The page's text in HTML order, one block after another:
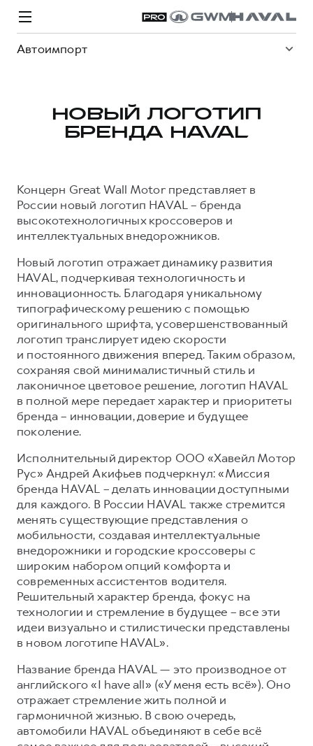
Автоимпорт
H3
от 2 499 000 ₽
H5
от 4 049 000 ₽
H7
от 3 799 000 ₽
H9
от 4 799 000 ₽
ВЫБОР И ПОКУПКА
Автомобили в наличии
Конфигуратор HAVAL
Аксессуары HAVAL
Каталоги и прайс-листы
Программа «HAVAL Защита+»
Тест-драйв
Трейд-ин
КРЕДИТ И СТРАХОВАНИЕ
Кредитный калькулятор
Кредит
КОРПОРАТИВНЫМ КЛИЕНТАМ
Для малого бизнеса
Корпоративным клиентам
Крупным корпоративным клиентам
Система управления автопарком
Сервис для корпоративных клиентов
HAVAL Лизинг
АКСЕССУАРЫ HAVAL
Автомобильные аксессуары
Коллекция PRO
СЕРВИС
Все о сервисе
Запись на сервис
Моторное масло
Стоимость ТО
СЕРВИСНОЕ ОБСЛУЖИВАНИЕ
Нулевое ТО
Программа «Помощь на дороге»
Регламенты технического обслуживания
Электронный ПТС
ПОДДЕРЖКА
GWM Безопасность
Гарантия HAVAL
Мобильное приложение GWM
Программа «HAVAL Защита+»
Руководства по эксплуатации
АКСЕССУАРЫ HAVAL
Автомобильные аксессуары
Коллекция PRO
Коллекция Базовая
Коллекция Детская
СПЕЦПРЕДЛОЖЕНИЯ
Покупателям
Владельцам
БРЕНД HAVAL
О бренде
О GWM
ИНФОРМАЦИЯ О ДИЛЕРЕ
О дилере
Наша команда
Контакты
НОВЫЙ ЛОГОТИП
БРЕНДА HAVAL
Концерн Great Wall Motor представляет в
России новый логотип HAVAL – бренда
высокотехнологичных кроссоверов и
интеллектуальных внедорожников.
Новый логотип отражает динамику развития
HAVAL, подчеркивая технологичность и
инновационность. Благодаря уникальному
типографическому решению с помощью
оригинального шрифта, усовершенствованный
логотип транслирует идею скорости
и постоянного движения вперед. Таким образом,
сохраняя свой минималистичный стиль и
лаконичное цветовое решение, логотип HAVAL
в полной мере передает характер и приоритеты
бренда – инновации, доверие и будущее
поколение.
Исполнительный директор ООО «Хавейл Мотор
Рус» Андрей Акифьев подчеркнул: «Миссия
бренда HAVAL – делать инновации доступными
для каждого. В России HAVAL также стремится
менять существующие представления о
мобильности, создавая интеллектуальные
внедорожники и городские кроссоверы с
широким набором опций комфорта и
современных ассистентов водителя.
Решительный характер бренда, фокус на
технологии и стремление в будущее – все эти
идеи визуально и стилистически представлены
в новом логотипе HAVAL».
Название бренда HAVAL — это производное от
английского «I have all» («У меня есть всё»). Оно
отражает стремление жить полной и
гармоничной жизнью. В свою очередь,
автомобили HAVAL объединяют в себе всё